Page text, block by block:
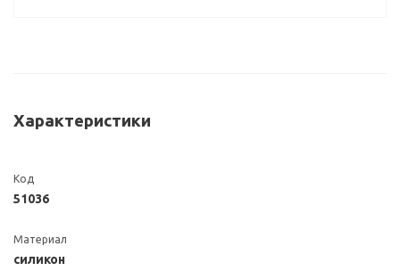
Характеристики
Код
51036
Материал
силикон